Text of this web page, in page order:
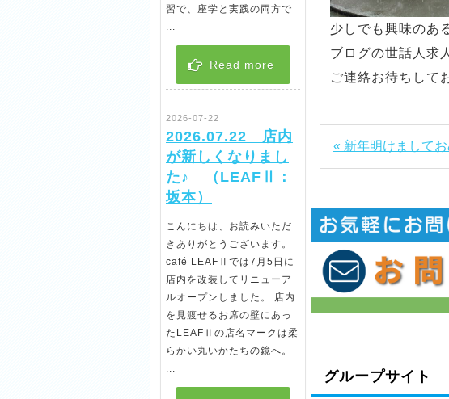
少しでも興味の
ブログの世話人求
ご連絡お待ちして
« 新年明けまして
グループサイト
習で、座学と実践の両方で
...
Read more
2026-07-22
2026.07.22 店内
が新しくなりまし
た♪ （LEAFⅡ：
坂本）
こんにちは、お読みいただ
きありがとうございます。
café LEAFⅡでは7月5日に
店内を改装してリニューア
ルオープンしました。 店内
を見渡せるお席の壁にあっ
たLEAFⅡの店名マークは柔
らかい丸いかたちの鏡へ。
...